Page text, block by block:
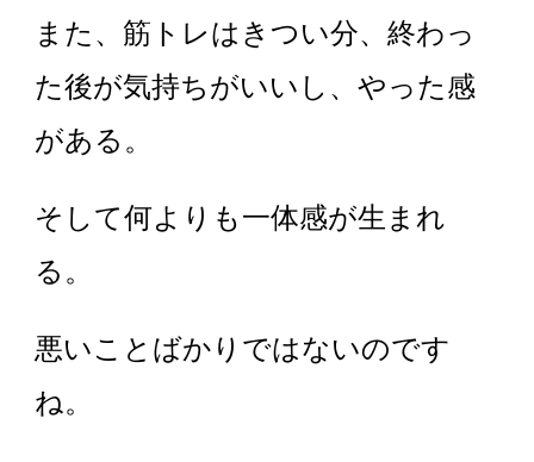
また、筋トレはきつい分、終わっ
た後が気持ちがいいし、やった感
がある。
そして何よりも一体感が生まれ
る。
悪いことばかりではないのです
ね。